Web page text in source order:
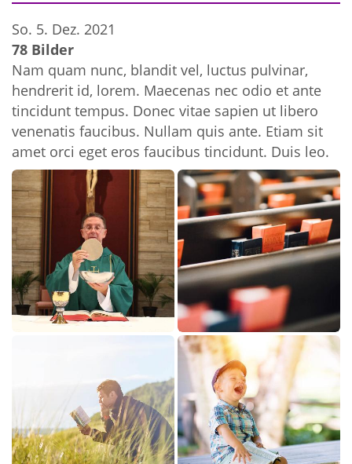
So. 5. Dez. 2021
78 Bilder
Nam quam nunc, blandit vel, luctus pulvinar,
hendrerit id, lorem. Maecenas nec odio et ante
tincidunt tempus. Donec vitae sapien ut libero
venenatis faucibus. Nullam quis ante. Etiam sit
amet orci eget eros faucibus tincidunt. Duis leo.